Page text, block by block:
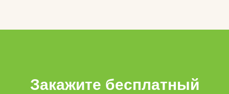
Закажите бесплатный